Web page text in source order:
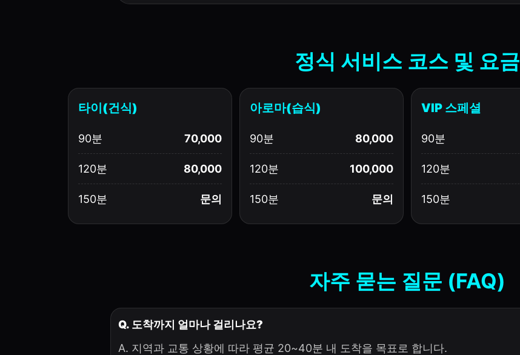
정식 서비스 코스 및 요금
타이(건식)
90분 70,000
120분 80,000
150분 문의
아로마(습식)
90분 80,000
120분 100,000
150분 문의
VIP 스페셜
90분
120분
150분
자주 묻는 질문 (FAQ)
Q. 도착까지 얼마나 걸리나요?
A. 지역과 교통 상황에 따라 평균 20~40분 내 도착을 목표로 합니다.